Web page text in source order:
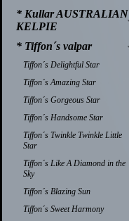
* Kullar AUSTRALIAN
KELPIE
* Tiffon´s valpar
Tiffon´s Delightful Star
Tiffon´s Amazing Star
Tiffon´s Gorgeous Star
Tiffon´s Handsome Star
Tiffon´s Twinkle Twinkle Little
Star
Tiffon´s Like A Diamond in the
Sky
Tiffon´s Blazing Sun
Tiffon´s Sweet Harmony